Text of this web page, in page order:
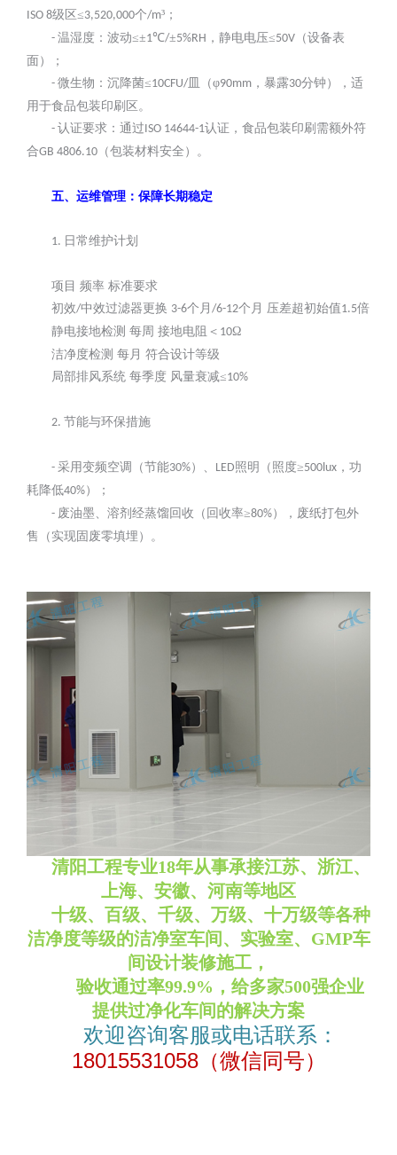
ISO 8级区≤3,520,000个/m³；
- 温湿度：波动≤±1℃/±5%RH ，静电电压≤50V （设备表
面）；
- 微生物：沉降菌≤10CFU/皿（φ90mm ，暴露30分钟），适
用于食品包装印刷区。
- 认证要求：通过ISO 14644-1认证，食品包装印刷需额外符
合GB 4806.10 （包装材料安全）。
五、运维管理：保障长期稳定
1. 日常维护计划
项目 频率 标准要求
初效/中效过滤器更换 3-6个月 /6-12个月 压差超初始值1.5倍
静电接地检测 每周 接地电阻＜ 10Ω
洁净度检测 每月 符合设计等级
局部排风系统 每季度 风量衰减≤10%
2. 节能与环保措施
- 采用变频空调（节能30%）、 LED照明（照度≥500lux ，功
耗降低40%）；
- 废油墨、溶剂经蒸馏回收（回收率≥80%），废纸打包外
售（实现固废零填埋）。
清阳工程专业18年从事承接江苏、浙江、
上海、安徽、河南等地区
十级、百级、千级、万级、十万级等各种
洁净度等级的洁净室车间 、 实验室、GMP车
间设计装修施工，
验收通过率99.9%， 给多家500强企业
提供过净化车间的解决方案
欢迎咨询客服或电话联系：
18015531058（微信同号）